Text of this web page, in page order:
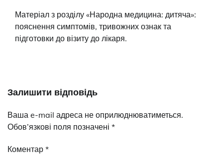
Матеріал з розділу «Народна медицина: дитяча»:
пояснення симптомів, тривожних ознак та
підготовки до візиту до лікаря.
Залишити відповідь
Ваша e-mail адреса не оприлюднюватиметься.
Обов’язкові поля позначені *
Коментар *